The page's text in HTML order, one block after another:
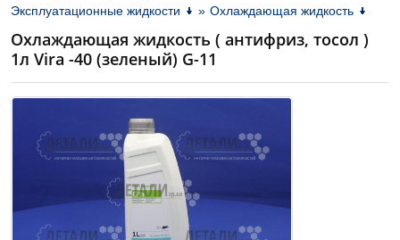
Эксплуатационные жидкости
» Охлаждающая жидкость
Охлаждающая жидкость ( антифриз, тосол )
1л Vira -40 (зеленый) G-11